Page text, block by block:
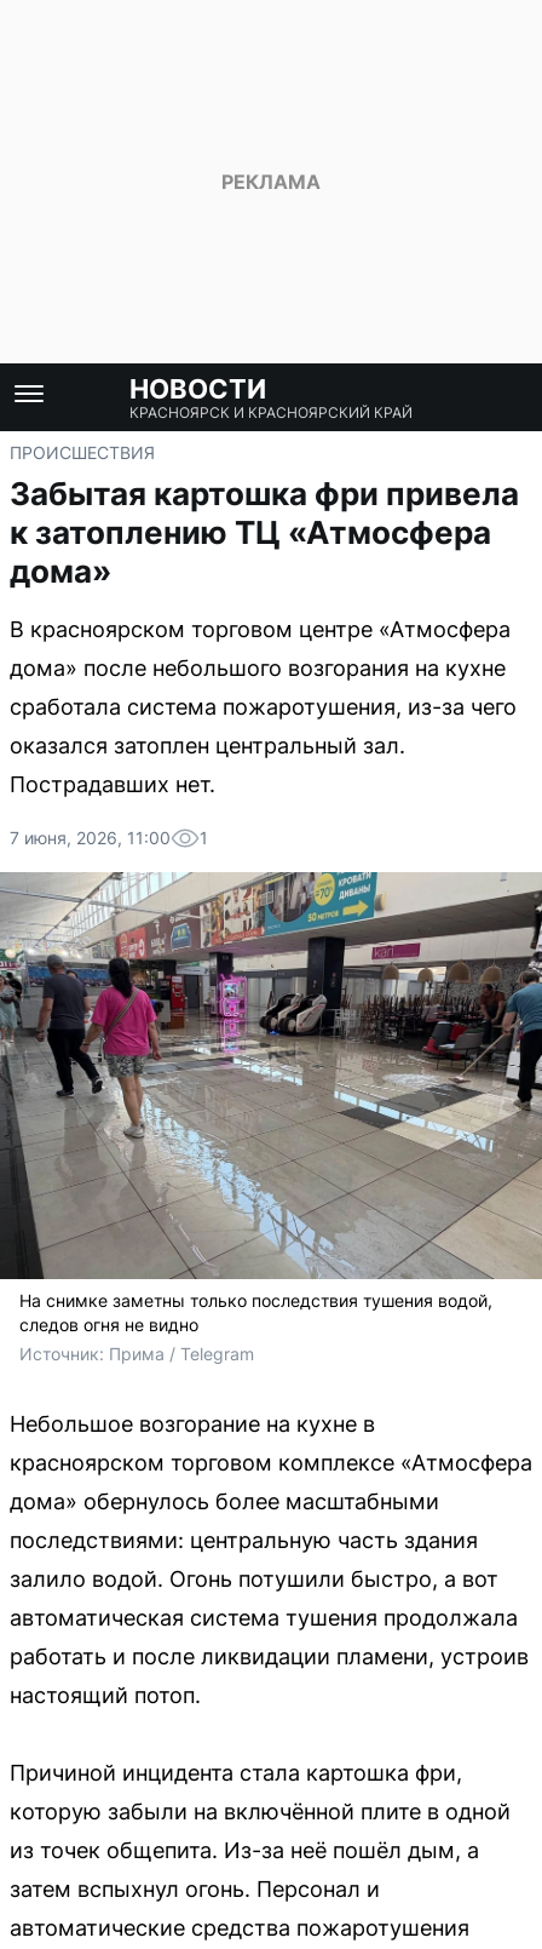
НОВОСТИ
КРАСНОЯРСК И КРАСНОЯРСКИЙ КРАЙ
ПРОИСШЕСТВИЯ
Забытая картошка фри привела
к затоплению ТЦ «Атмосфера
дома»
В красноярском торговом центре «Атмосфера
дома» после небольшого возгорания на кухне
сработала система пожаротушения, из-за чего
оказался затоплен центральный зал.
Пострадавших нет.
7 июня, 2026, 11:00 1
На снимке заметны только последствия тушения водой,
следов огня не видно
Источник: Прима / Telegram
Небольшое возгорание на кухне в
красноярском торговом комплексе «Атмосфера
дома» обернулось более масштабными
последствиями: центральную часть здания
залило водой. Огонь потушили быстро, а вот
автоматическая система тушения продолжала
работать и после ликвидации пламени, устроив
настоящий потоп.
Причиной инцидента стала картошка фри,
которую забыли на включённой плите в одной
из точек общепита. Из-за неё пошёл дым, а
затем вспыхнул огонь. Персонал и
автоматические средства пожаротушения